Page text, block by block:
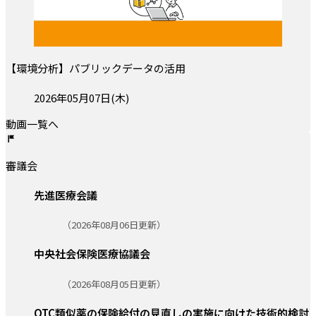
【環境分析】パブリックデータの活用
投稿日:2026年05月07日(木)
動画一覧へ
審議会
先進医療会議
（2026年08月06日更新）
中央社会保険医療協議会
（2026年08月05日更新）
OTC類似薬の保険給付の見直しの実施に向けた技術的検討